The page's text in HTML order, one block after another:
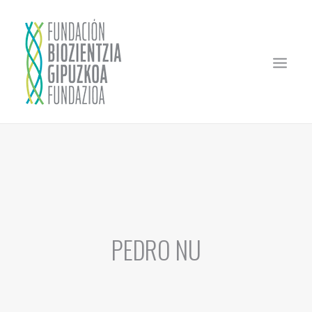
CONVOCATORIA EXTRAORDINARIA
PEDRO NU